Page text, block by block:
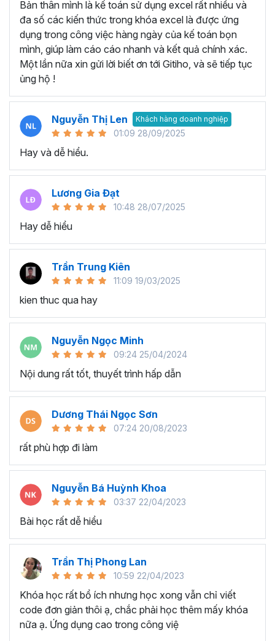
Tạo và quản lý Macro trong Excel.
Gán Macro vào các nút hoặc các đối tượng khác để
kích hoạt chúng.
Thành thạo viết code với đối tượng Range, Cell:
Đối tượng Range và cách thao tác với dữ liệu trong
các ô Excel.
Thành thạo viết mã để thực hiện các thao tác như
đọc, ghi dữ liệu, định dạng ô.
Thành thạo viết code cho Workbook, Worksheet:
Biết cách tương tác với Workbook và Worksheet.
Viết mã để mở, đóng, lưu trữ Workbook và thực hiện
các thao tác trên các Sheet khác nhau.
Lập trình Form:
Xây dựng giao diện người dùng thông qua việc lập
trình Form.
Sử dụng các điều khiển và thực hiện các tương tác
Lập trình sự kiện:
Thành thạo xử lý sự kiện như nút nhấn, thay đổi giá
trị ô, và các sự kiện khác.
Tư duy xử lý các bài toán bằng VBA:
Phát triển khả năng tư duy lập trình để giải quyết các
vấn đề và bài toán cụ thể.
giải quyết các thách thức.
Áp dụng VBA vào công việc hàng ngày để tối ưu
Tích hợp VBA vào các dự án và giải quyết các vấn
đề thực tế trong lĩnh vực tài chính, quản lý dữ liệu, và
nhiều lĩnh vực khác.
Tại sao nên học VBA tại
Gitiho?
Điều gì tạo nên sự khác biệt để
khóa học lập trình VBA
Bản thân mình là kế toán sử dụng excel rất nhiều và
đa số các kiến thức trong khóa excel là được ứng
dụng trong công việc hàng ngày của kế toán bọn
mình, giúp làm cáo cáo nhanh và kết quả chính xác.
Một lần nữa xin gửi lời biết ơn tới Gitiho, và sẽ tiếp tục
ủng hộ !
Nguyễn Thị Len Khách hàng doanh nghiệp
01:09 28/09/2025
Hay và dễ hiểu.
Lương Gia Đạt
10:48 28/07/2025
Hay dễ hiểu
Trần Trung Kiên
11:09 19/03/2025
kien thuc qua hay
Nguyễn Ngọc Minh
09:24 25/04/2024
Nội dung rất tốt, thuyết trình hấp dẫn
Dương Thái Ngọc Sơn
07:24 20/08/2023
rất phù hợp đi làm
Nguyễn Bá Huỳnh Khoa
03:37 22/04/2023
Bài học rất dễ hiểu
Trần Thị Phong Lan
10:59 22/04/2023
Khóa học rất bổ ích nhưng học xong vẫn chỉ viết
code đơn giản thôi ạ, chắc phải học thêm mấy khóa
nữa ạ. Ứng dụng cao trong công việ